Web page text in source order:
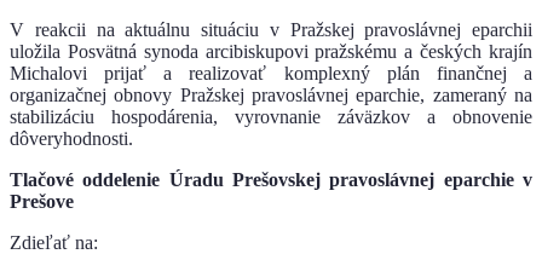
V reakcii na aktuálnu situáciu v Pražskej pravoslávnej eparchii
uložila Posvätná synoda arcibiskupovi pražskému a českých krajín
Michalovi prijať a realizovať komplexný plán finančnej a
organizačnej obnovy Pražskej pravoslávnej eparchie, zameraný na
stabilizáciu hospodárenia, vyrovnanie záväzkov a obnovenie
dôveryhodnosti.
Tlačové oddelenie Úradu Prešovskej pravoslávnej eparchie v
Prešove
Zdieľať na: